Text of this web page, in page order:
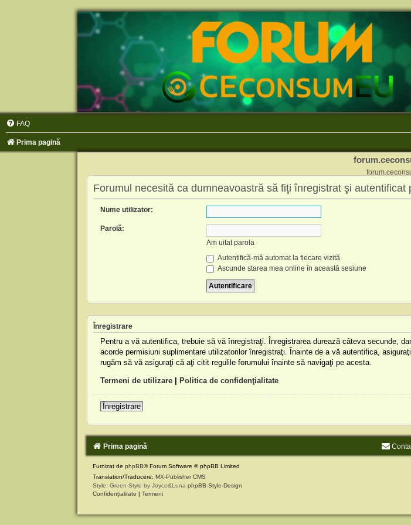
FAQ
Prima pagină
Forumul necesită ca dumneavoastră să fiţi înregistrat şi autentificat
Nume utilizator:
Parolă:
Am uitat parola
Autentifică-mă automat la fiecare vizită
Ascunde starea mea online în această sesiune
Înregistrare
Pentru a vă autentifica, trebuie să vă înregistraţi. Înregistrarea durează câteva secunde,
acorde permisiuni suplimentare utilizatorilor înregistraţi. Înainte de a vă autentifica,
rugăm să vă asiguraţi că aţi citit regulile forumului înainte să navigaţi pe acesta.
Termeni de utilizare| Politica de confidenţialitate
Înregistrare
Prima pagină
Furnizat de phpBB® Forum Software © phpBB Limited
Translation/Traducere: MX-Publisher CMS
Style: Green-Style by Joyce&Luna phpBB-Style-Design
Confidențialitate | Termeni